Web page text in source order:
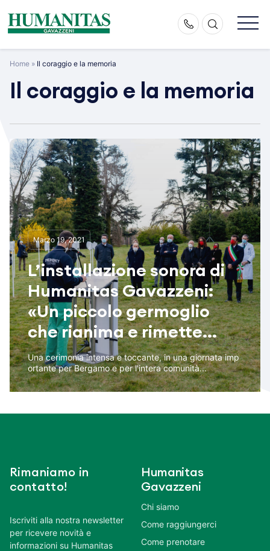
content
Home » Il coraggio e la memoria
Il coraggio e la memoria
Marzo 19, 2021
L’installazione sonora di
Humanitas Gavazzeni:
«Un piccolo germoglio
che rianima e rimette...
Una cerimonia intensa e toccante, in una giornata imp
ortante per Bergamo e per l'intera comunità...
Rimaniamo in
contatto!
Iscriviti alla nostra newsletter
per ricevere novità e
informazioni su Humanitas
Humanitas
Gavazzeni
Chi siamo
Come raggiungerci
Come prenotare